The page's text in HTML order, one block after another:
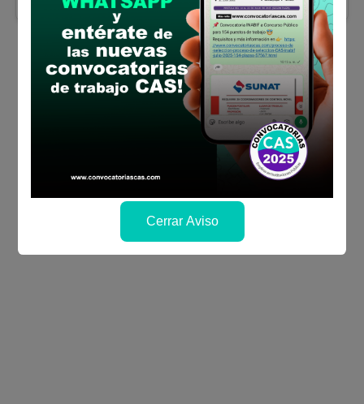
Cerrar Aviso